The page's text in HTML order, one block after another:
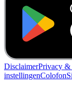
DisclaimerPrivacy &
instellingenColofon